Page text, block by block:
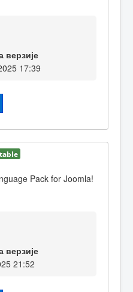
17:39
Pack for Joomla!
21:52